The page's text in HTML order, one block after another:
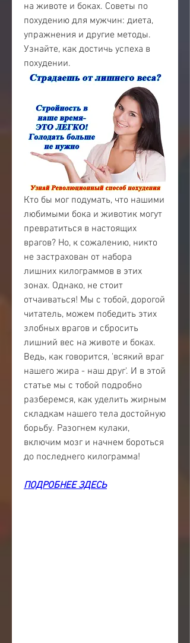
на животе и боках. Советы по
похудению для мужчин: диета,
упражнения и другие методы.
Узнайте, как достичь успеха в
похудении.
Кто бы мог подумать, что нашими
любимыми бока и животик могут
превратиться в настоящих
врагов? Но, к сожалению, никто
не застрахован от набора
лишних килограммов в этих
зонах. Однако, не стоит
отчаиваться! Мы с тобой, дорогой
читатель, можем победить этих
злобных врагов и сбросить
лишний вес на животе и боках.
Ведь, как говорится, 'всякий враг
нашего жира - наш друг'. И в этой
статье мы с тобой подробно
разберемся, как уделить жирным
складкам нашего тела достойную
борьбу. Разогнем кулаки,
включим мозг и начнем бороться
до последнего килограмма!
ПОДРОБНЕЕ ЗДЕСЬ